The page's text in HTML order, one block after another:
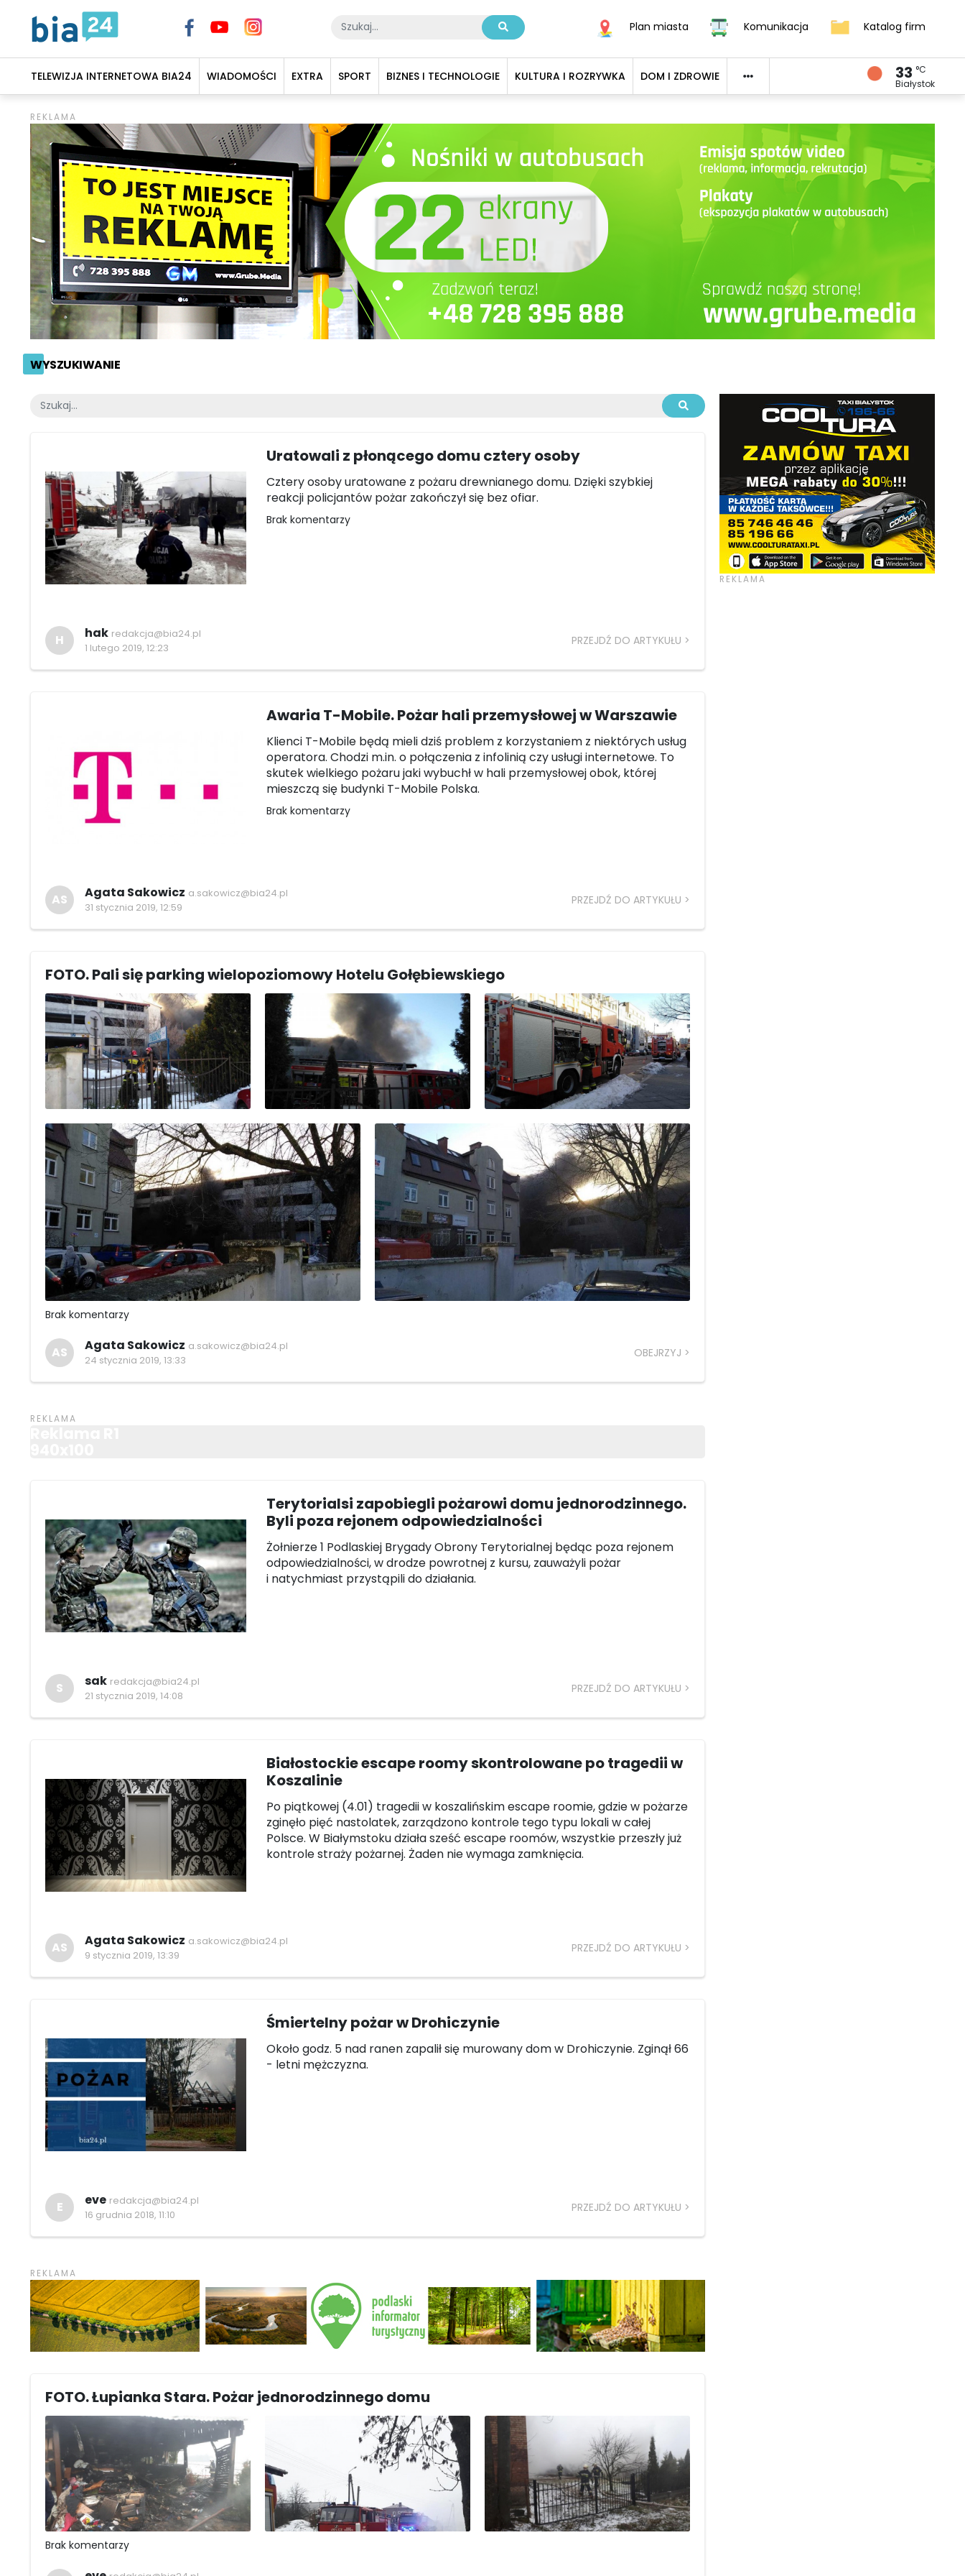
Plan miasta Komunikacja Katalog firm
TELEWIZJA INTERNETOWA BIA24 WIADOMOŚCI EXTRA SPORT BIZNES I TECHNOLOGIE KULTURA I ROZRYWKA DOM I ZDROWIE 33 °C
Białystok
WYSZUKIWANIE
Uratowali z płonącego domu cztery osoby
Cztery osoby uratowane z pożaru drewnianego domu. Dzięki szybkiej
reakcji policjantów pożar zakończył się bez ofiar.
Brak komentarzy
H hak redakcja@bia24.pl
1 lutego 2019, 12:23
PRZEJDŹ DO ARTYKUŁU
Awaria T-Mobile. Pożar hali przemysłowej w Warszawie
Klienci T-Mobile będą mieli dziś problem z korzystaniem z niektórych usług
operatora. Chodzi m.in. o połączenia z infolinią czy usługi internetowe. To
skutek wielkiego pożaru jaki wybuchł w hali przemysłowej obok, której
mieszczą się budynki T-Mobile Polska.
Brak komentarzy
AS Agata Sakowicz a.sakowicz@bia24.pl
31 stycznia 2019, 12:59
PRZEJDŹ DO ARTYKUŁU
FOTO. Pali się parking wielopoziomowy Hotelu Gołębiewskiego
Brak komentarzy
AS Agata Sakowicz a.sakowicz@bia24.pl
24 stycznia 2019, 13:33
OBEJRZYJ
Terytorialsi zapobiegli pożarowi domu jednorodzinnego.
Byli poza rejonem odpowiedzialności
Żołnierze 1 Podlaskiej Brygady Obrony Terytorialnej będąc poza rejonem
odpowiedzialności, w drodze powrotnej z kursu, zauważyli pożar
i natychmiast przystąpili do działania.
S sak redakcja@bia24.pl
21 stycznia 2019, 14:08
PRZEJDŹ DO ARTYKUŁU
Białostockie escape roomy skontrolowane po tragedii w
Koszalinie
Po piątkowej (4.01) tragedii w koszalińskim escape roomie, gdzie w pożarze
zginęło pięć nastolatek, zarządzono kontrole tego typu lokali w całej
Polsce. W Białymstoku działa sześć escape roomów, wszystkie przeszły już
kontrole straży pożarnej. Żaden nie wymaga zamknięcia.
AS Agata Sakowicz a.sakowicz@bia24.pl
9 stycznia 2019, 13:39
PRZEJDŹ DO ARTYKUŁU
Śmiertelny pożar w Drohiczynie
Około godz. 5 nad ranen zapalił się murowany dom w Drohiczynie. Zginął 66
- letni mężczyzna.
E eve redakcja@bia24.pl
16 grudnia 2018, 11:10
PRZEJDŹ DO ARTYKUŁU
FOTO. Łupianka Stara. Pożar jednorodzinnego domu
Brak komentarzy